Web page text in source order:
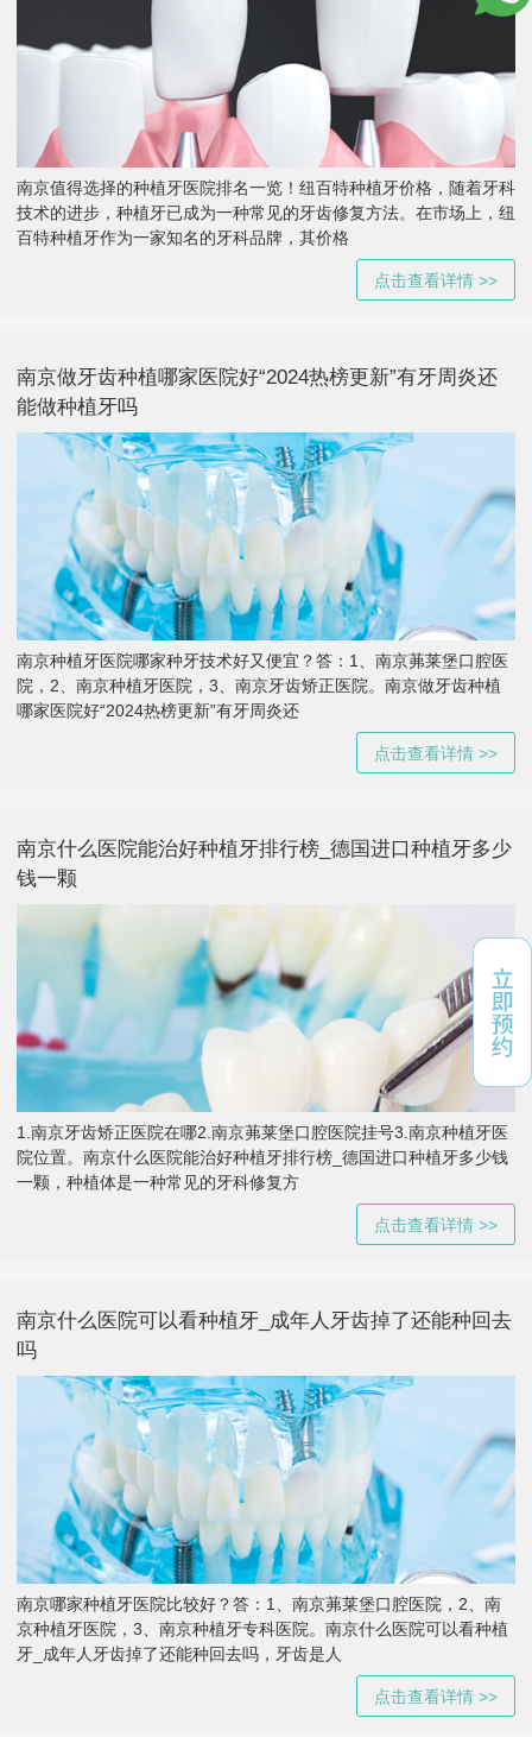
南京值得选择的种植牙医院排名一览！纽百特种植牙价格，随着牙科
技术的进步，种植牙已成为一种常见的牙齿修复方法。在市场上，纽
百特种植牙作为一家知名的牙科品牌，其价格
点击查看详情 >>
南京做牙齿种植哪家医院好“2024热榜更新”有牙周炎还
能做种植牙吗
南京种植牙医院哪家种牙技术好又便宜？答：1、南京茀莱堡口腔医
院，2、南京种植牙医院，3、南京牙齿矫正医院。南京做牙齿种植
哪家医院好“2024热榜更新”有牙周炎还
点击查看详情 >>
南京什么医院能治好种植牙排行榜_德国进口种植牙多少
钱一颗
1.南京牙齿矫正医院在哪2.南京茀莱堡口腔医院挂号3.南京种植牙医
院位置。南京什么医院能治好种植牙排行榜_德国进口种植牙多少钱
一颗，种植体是一种常见的牙科修复方
点击查看详情 >>
南京什么医院可以看种植牙_成年人牙齿掉了还能种回去
吗
南京哪家种植牙医院比较好？答：1、南京茀莱堡口腔医院，2、南
京种植牙医院，3、南京种植牙专科医院。南京什么医院可以看种植
牙_成年人牙齿掉了还能种回去吗，牙齿是人
点击查看详情 >>